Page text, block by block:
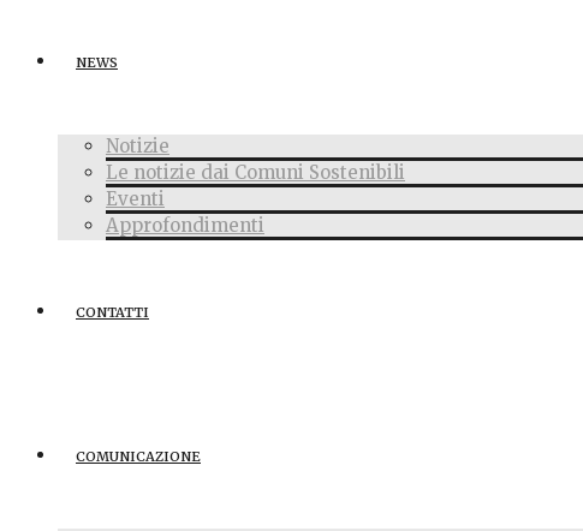
NEWS
Notizie
Le notizie dai Comuni Sostenibili
Eventi
Approfondimenti
CONTATTI
COMUNICAZIONE